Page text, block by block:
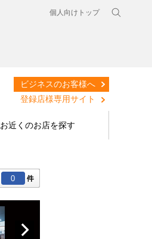
個人向けトップ
ビジネスのお客様へ
登録店様専用サイト
お近くのお店を探す
0